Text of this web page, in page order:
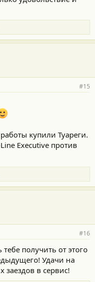
#15
купили Туареги.
Executive против
#16
получить от этого
Удачи на
в сервис!